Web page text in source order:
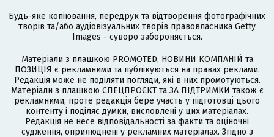
Будь-яке копіювання, передрук та відтворення фотографічних
творів та/або аудіовізуальних творів правовласника Getty
Images - суворо забороняється.
Матеріали з плашкою PROMOTED, НОВИНИ КОМПАНІЙ та
ПОЗИЦІЯ є рекламними та публікуються на правах реклами.
Редакція може не поділяти погляди, які в них промотуються.
Матеріали з плашкою СПЕЦПРОЄКТ та ЗА ПІДТРИМКИ також є
рекламними, проте редакція бере участь у підготовці цього
контенту і поділяє думки, висловлені у цих матеріалах.
Редакція не несе відповідальності за факти та оціночні
судження, оприлюднені у рекламних матеріалах. Згідно з